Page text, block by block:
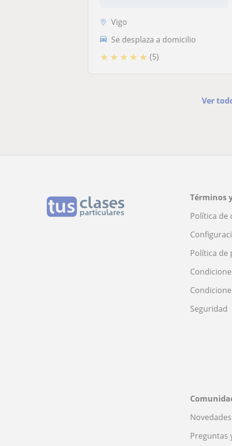
Vigo
Se desplaza a domicilio
★ ★ ★ ★ ★ (5)
Ver
Términos
Política de
Política de
Seguridad
Preguntas